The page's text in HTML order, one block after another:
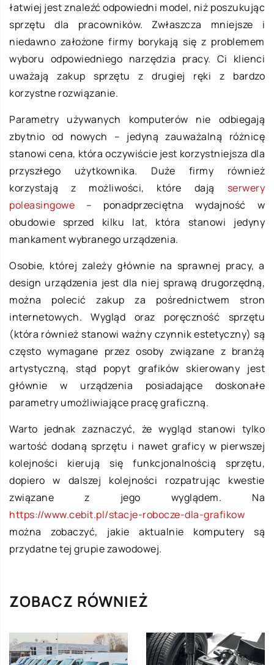
łatwiej jest znaleźć odpowiedni model, niż poszukując
sprzętu dla pracowników. Zwłaszcza mniejsze i
niedawno założone firmy borykają się z problemem
wyboru odpowiedniego narzędzia pracy. Ci klienci
uważają zakup sprzętu z drugiej ręki z bardzo
korzystne rozwiązanie.
Parametry używanych komputerów nie odbiegają
zbytnio od nowych – jedyną zauważalną różnicę
stanowi cena, która oczywiście jest korzystniejsza dla
przyszłego użytkownika. Duże firmy również
korzystają z możliwości, które dają serwery
poleasingowe – ponadprzeciętna wydajność w
obudowie sprzed kilku lat, która stanowi jedyny
mankament wybranego urządzenia.
Osobie, której zależy głównie na sprawnej pracy, a
design urządzenia jest dla niej sprawą drugorzędną,
można polecić zakup za pośrednictwem stron
internetowych. Wygląd oraz poręczność sprzętu
(która również stanowi ważny czynnik estetyczny) są
często wymagane przez osoby związane z branżą
artystyczną, stąd popyt grafików skierowany jest
głównie w urządzenia posiadające doskonałe
parametry umożliwiające pracę graficzną.
Warto jednak zaznaczyć, że wygląd stanowi tylko
wartość dodaną sprzętu i nawet graficy w pierwszej
kolejności kierują się funkcjonalnością sprzętu,
dopiero w dalszej kolejności rozpatrując kwestie
związane z jego wyglądem. Na
https://www.cebit.pl/stacje-robocze-dla-grafikow
można zobaczyć, jakie aktualnie komputery są
przydatne tej grupie zawodowej.
ZOBACZ RÓWNIEŻ